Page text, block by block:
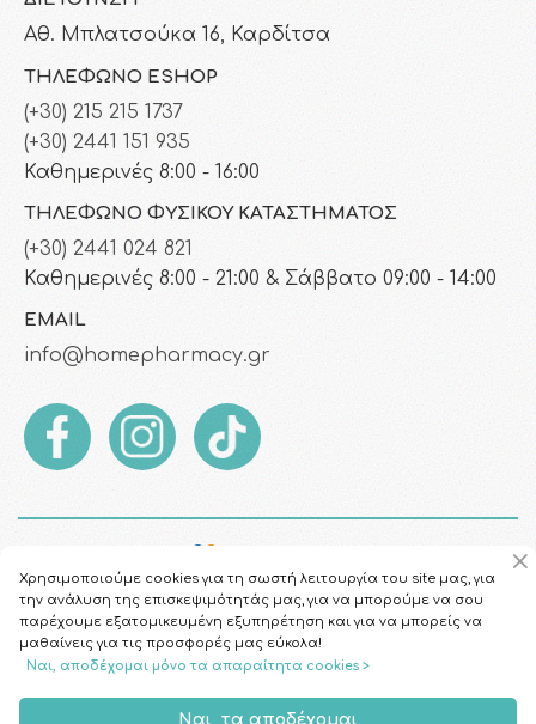
Αθ. Μπλατσούκα 16, Καρδίτσα
ΤΗΛΈΦΩΝΟ ESHOP
(+30) 215 215 1737
(+30) 2441 151 935
Καθημερινές 8:00 - 16:00
ΤΗΛΈΦΩΝΟ ΦΥΣΙΚΟΎ ΚΑΤΑΣΤΉΜΑΤΟΣ
(+30) 2441 024 821
Καθημερινές 8:00 - 21:00 & Σάββατο 09:00 - 14:00
EMAIL
info@homepharmacy.gr
Χρησιμοποιούμε cookies για τη σωστή λειτουργία του site μας, για
την ανάλυση της επισκεψιμότητάς μας, για να μπορούμε να σου
παρέχουμε εξατομικευμένη εξυπηρέτηση και για να μπορείς να
μαθαίνεις για τις προσφορές μας εύκολα!
Ναι, αποδέχομαι μόνο τα απαραίτητα cookies >
Ναι, τα αποδέχομαι